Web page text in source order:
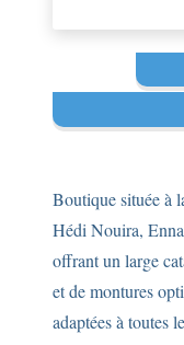
Boutique située à
Hédi Nouira,
offrant un large
et de montures
adaptées à toutes